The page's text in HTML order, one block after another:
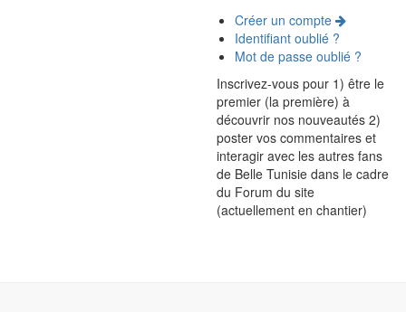
Créer un compte
Identifiant oublié ?
Mot de passe oublié ?
Inscrivez-vous pour 1) être le
premier (la première) à
découvrir nos nouveautés 2)
poster vos commentaires et
interagir avec les autres fans
de Belle Tunisie dans le cadre
du Forum du site
(actuellement en chantier)